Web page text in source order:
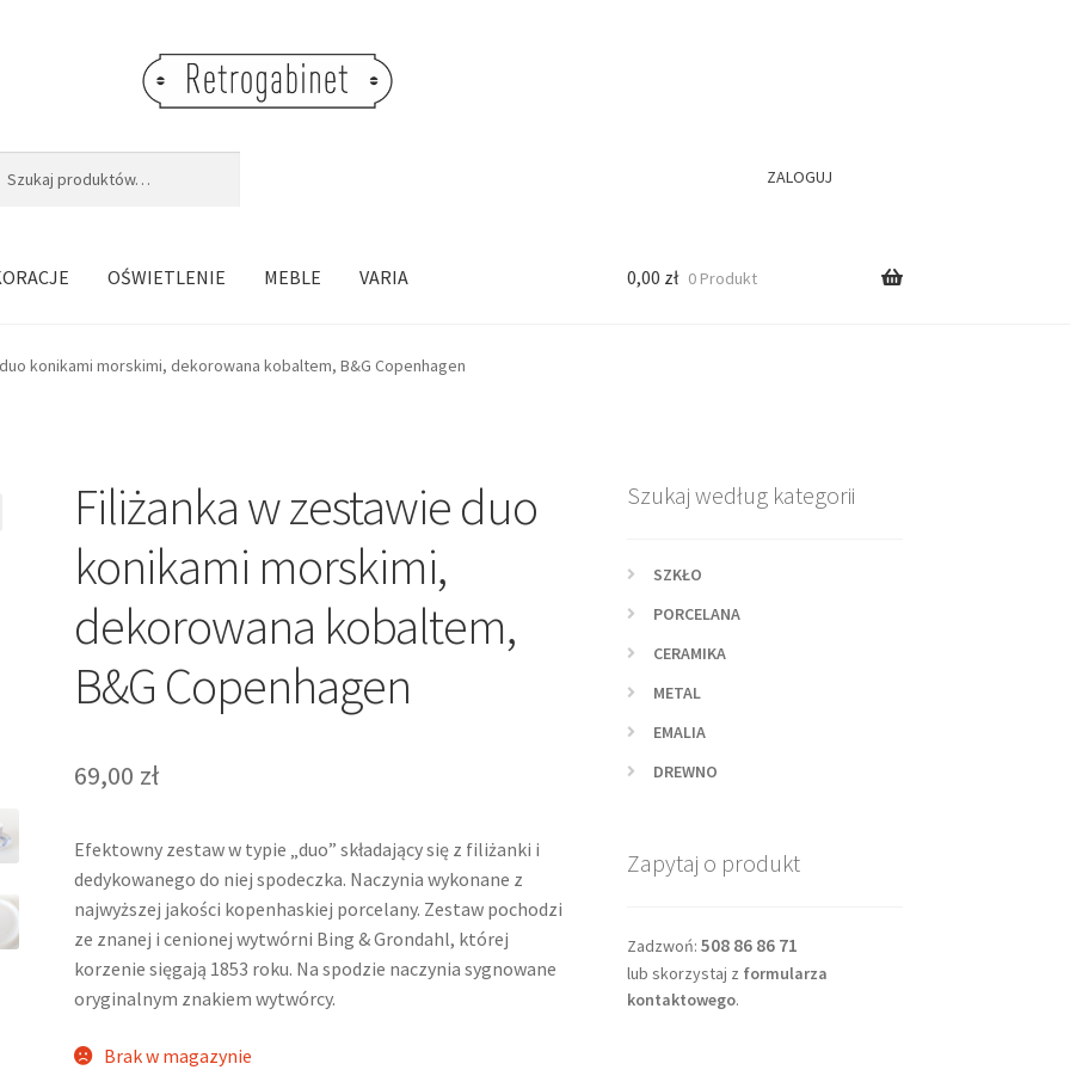
ZALOGUJ
OŚWIETLENIE MEBLE VARIA 0,00 zł 0 Produkt
konikami morskimi, dekorowana kobaltem, B&G Copenhagen
Filiżanka w zestawie duo
konikami morskimi,
dekorowana kobaltem,
B&G Copenhagen
69,00 zł
Efektowny zestaw w typie „duo” składający się z filiżanki i
dedykowanego do niej spodeczka. Naczynia wykonane z
najwyższej jakości kopenhaskiej porcelany. Zestaw pochodzi
ze znanej i cenionej wytwórni Bing & Grondahl, której
korzenie sięgają 1853 roku. Na spodzie naczynia sygnowane
oryginalnym znakiem wytwórcy.
Brak w magazynie
Szukaj według kategorii
SZKŁO
PORCELANA
CERAMIKA
METAL
EMALIA
DREWNO
Zapytaj o produkt
Zadzwoń: 508 86 86 71
lub skorzystaj z formularza
kontaktowego.